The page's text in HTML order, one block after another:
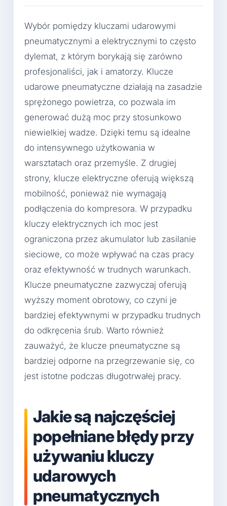
Wybór pomiędzy kluczami udarowymi
pneumatycznymi a elektrycznymi to często
dylemat, z którym borykają się zarówno
profesjonaliści, jak i amatorzy. Klucze
udarowe pneumatyczne działają na zasadzie
sprężonego powietrza, co pozwala im
generować dużą moc przy stosunkowo
niewielkiej wadze. Dzięki temu są idealne
do intensywnego użytkowania w
warsztatach oraz przemyśle. Z drugiej
strony, klucze elektryczne oferują większą
mobilność, ponieważ nie wymagają
podłączenia do kompresora. W przypadku
kluczy elektrycznych ich moc jest
ograniczona przez akumulator lub zasilanie
sieciowe, co może wpływać na czas pracy
oraz efektywność w trudnych warunkach.
Klucze pneumatyczne zazwyczaj oferują
wyższy moment obrotowy, co czyni je
bardziej efektywnymi w przypadku trudnych
do odkręcenia śrub. Warto również
zauważyć, że klucze pneumatyczne są
bardziej odporne na przegrzewanie się, co
jest istotne podczas długotrwałej pracy.
Jakie są najczęściej
popełniane błędy przy
używaniu kluczy
udarowych
pneumatycznych